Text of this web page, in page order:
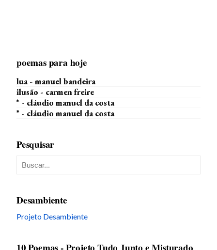
poemas para hoje
lua - manuel bandeira
ilusão - carmen freire
* - cláudio manuel da costa
* - cláudio manuel da costa
Pesquisar
Desambiente
Projeto Desambiente